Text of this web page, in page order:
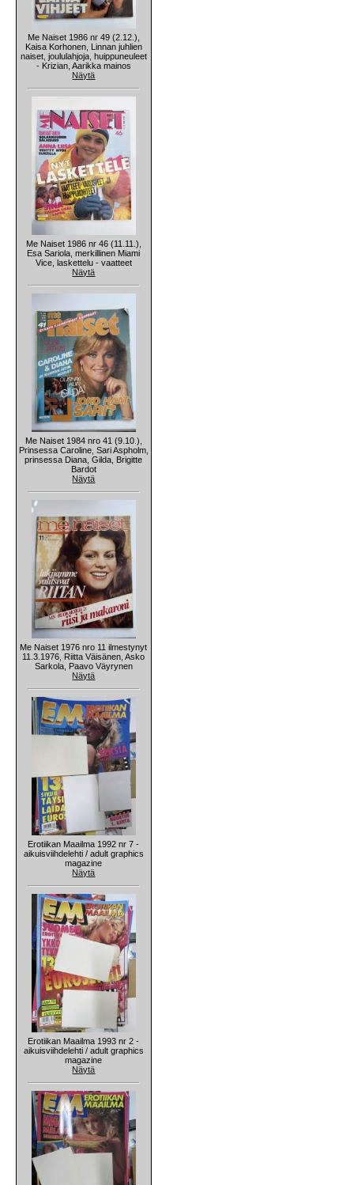
Me Naiset 1986 nr 49 (2.12.),
Kaisa Korhonen, Linnan juhlien
naiset, joululahjoja, huippuneuleet
- Krizian, Aarikka mainos
Näytä
Me Naiset 1986 nr 46 (11.11.),
Esa Sariola, merkillinen Miami
Vice, laskettelu - vaatteet
Näytä
Me Naiset 1984 nro 41 (9.10.),
Prinsessa Caroline, Sari Aspholm,
prinsessa Diana, Gilda, Brigitte
Bardot
Näytä
Me Naiset 1976 nro 11 ilmestynyt
11.3.1976, Riitta Väisänen, Asko
Sarkola, Paavo Väyrynen
Näytä
Erotiikan Maailma 1992 nr 7 -
aikuisviihdelehti / adult graphics
magazine
Näytä
Erotiikan Maailma 1993 nr 2 -
aikuisviihdelehti / adult graphics
magazine
Näytä